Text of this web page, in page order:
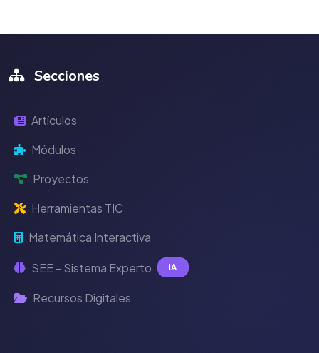
Secciones
Artículos
Módulos
Proyectos
Herramientas TIC
Matemática Interactiva
SEE - Sistema Experto IA
Recursos Digitales